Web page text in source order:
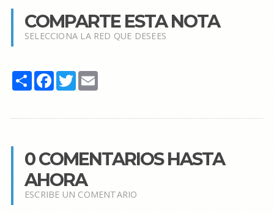
COMPARTE ESTA NOTA
SELECCIONA LA RED QUE DESEES
Share Facebook
TwitterEmail
0 COMENTARIOS HASTA
AHORA
ESCRIBE UN COMENTARIO